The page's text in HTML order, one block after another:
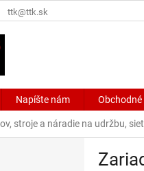
ttk@ttk.sk
Napíšte nám
stroje a náradie na udržbu,